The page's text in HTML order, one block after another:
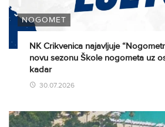
NOGOMET
NK Crikvenica najavljuje
novu sezonu Škole nogometa uz
kadar
30.07.2026